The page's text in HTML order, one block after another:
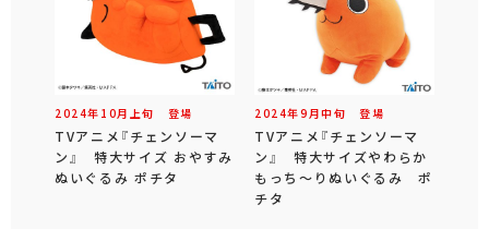
2024年 10月 上旬 登場
TVアニメ『チェンソーマ
ン』 特大サイズ おやすみ
ぬいぐるみ ポチタ
2024年9 月中旬 登場
TVアニメ『チェンソーマ
ン』 特大サイズやわらか
もっち～りぬいぐるみ ポ
チタ